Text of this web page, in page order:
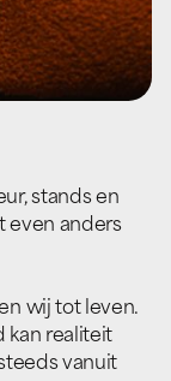
stands en
even anders
wij tot leven.
kan realiteit
vanuit